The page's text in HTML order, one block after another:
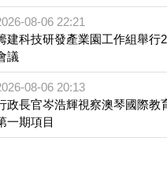
08-06 22:21
建科技研發產業園工作組舉行
議
08-06 20:13
政長官岑浩輝視察澳琴國際教
一期項目